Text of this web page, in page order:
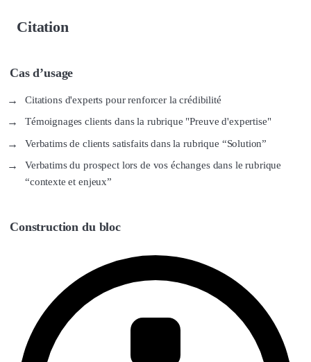
Citation
Cas d’usage
Citations d'experts pour renforcer la crédibilité
Témoignages clients dans la rubrique "Preuve d'expertise"
Verbatims de clients satisfaits dans la rubrique “Solution”
Verbatims du prospect lors de vos échanges dans le rubrique
“contexte et enjeux”
Construction du bloc